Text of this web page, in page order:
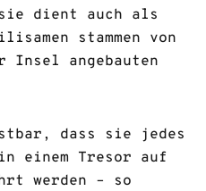
dient auch als
stammen von
angebauten
dass sie jedes
einem Tresor auf
werden – so